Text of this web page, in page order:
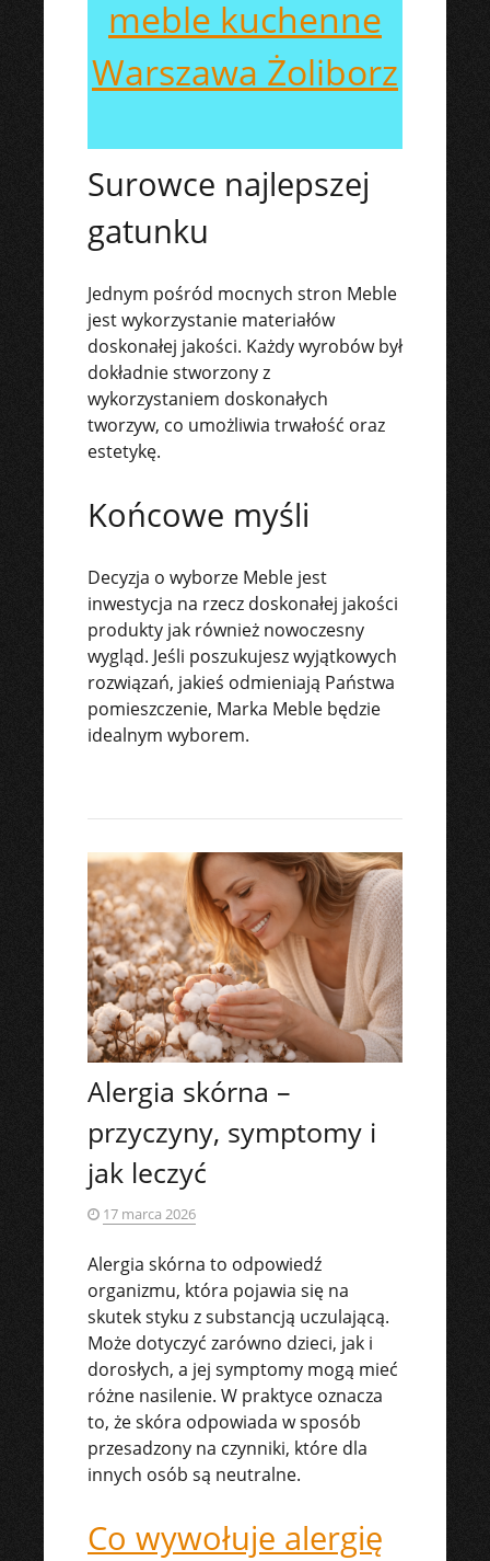
meble kuchenne
Warszawa Żoliborz
Surowce najlepszej
gatunku
Jednym pośród mocnych stron Meble
jest wykorzystanie materiałów
doskonałej jakości. Każdy wyrobów był
dokładnie stworzony z
wykorzystaniem doskonałych
tworzyw, co umożliwia trwałość oraz
estetykę.
Końcowe myśli
Decyzja o wyborze Meble jest
inwestycja na rzecz doskonałej jakości
produkty jak również nowoczesny
wygląd. Jeśli poszukujesz wyjątkowych
rozwiązań, jakieś odmieniają Państwa
pomieszczenie, Marka Meble będzie
idealnym wyborem.
Alergia skórna –
przyczyny, symptomy i
jak leczyć
17 marca 2026
Alergia skórna to odpowiedź
organizmu, która pojawia się na
skutek styku z substancją uczulającą.
Może dotyczyć zarówno dzieci, jak i
dorosłych, a jej symptomy mogą mieć
różne nasilenie. W praktyce oznacza
to, że skóra odpowiada w sposób
przesadzony na czynniki, które dla
innych osób są neutralne.
Co wywołuje alergię